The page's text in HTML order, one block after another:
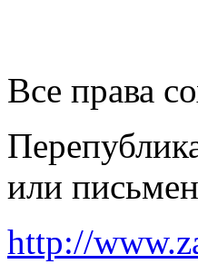
Все права
или
http://